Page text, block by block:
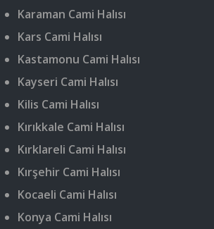
Karaman Cami Halısı
Kars Cami Halısı
Kastamonu Cami Halısı
Kayseri Cami Halısı
Kilis Cami Halısı
Kırıkkale Cami Halısı
Kırklareli Cami Halısı
Kırşehir Cami Halısı
Kocaeli Cami Halısı
Konya Cami Halısı